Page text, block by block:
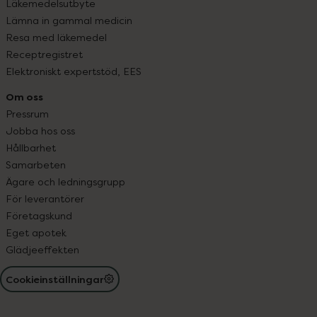
Läkemedelsutbyte
Lämna in gammal medicin
Resa med läkemedel
Receptregistret
Elektroniskt expertstöd, EES
Om oss
Pressrum
Jobba hos oss
Hållbarhet
Samarbeten
Ägare och ledningsgrupp
För leverantörer
Företagskund
Eget apotek
Glädjeeffekten
Cookieinställningar